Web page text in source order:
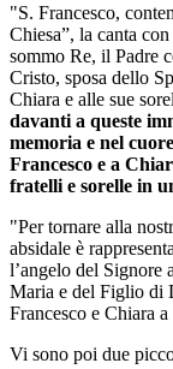
"S. Francesco,
Chiesa”, la canta
sommo Re, il Padre
Cristo, sposa dello
Chiara e alle sue
davanti a queste
memoria e nel
Francesco e a
fratelli e sorelle in
"Per tornare alla
absidale è
l’angelo del Signore
Maria e del Figlio di
Francesco e Chiara
Vi sono poi due